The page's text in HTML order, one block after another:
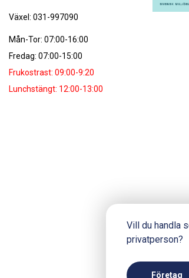
Växel: 031-997090
Mån-Tor: 07:00-16:00
Fredag: 07:00-15:00
Frukostrast: 09:00-9:20
Lunchstängt: 12:00-13:00
Vill du handla
privatperson?
Företag